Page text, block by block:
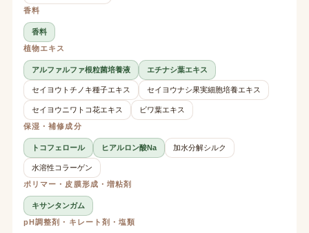
香料
香料
植物エキス
アルファルファ根粒菌培養液 エチナシ葉エキス
セイヨウトチノキ種子エキス セイヨウナシ果実細胞培養エキス
セイヨウニワトコ花エキス
ビワ葉エキス
保湿・補修成分
トコフェロール ヒアルロン酸Na 加水分解シルク
水溶性コラーゲン
ポリマー・皮膜形成・増粘剤
キサンタンガム
pH調整剤・キレート剤・塩類